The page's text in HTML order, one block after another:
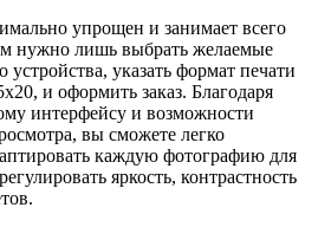
упрощен и занимает всего
нужно лишь выбрать желаемые
указать формат печати
и оформить заказ. Благодаря
интерфейсу и возможности
вы сможете легко
каждую фотографию для
яркость, контрастность